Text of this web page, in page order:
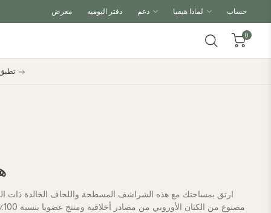
معرض دفتر اليوميه حساب
0
ارتق بمساحتك مع هذه الشراشف المسطحة واللحاف الخالدة ذات